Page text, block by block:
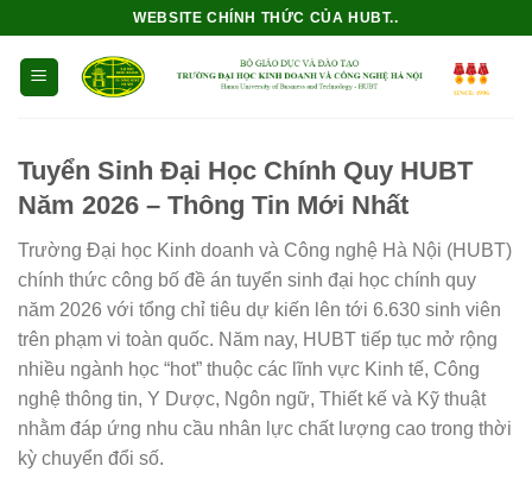
dung
WEBSITE CHÍNH THỨC CỦA HUBT..
Tuyển Sinh Đại Học Chính Quy HUBT
Năm 2026 – Thông Tin Mới Nhất
Trường Đại học Kinh doanh và Công nghệ Hà Nội (HUBT)
chính thức công bố đề án tuyển sinh đại học chính quy
năm 2026 với tổng chỉ tiêu dự kiến lên tới 6.630 sinh viên
trên phạm vi toàn quốc. Năm nay, HUBT tiếp tục mở rộng
nhiều ngành học “hot” thuộc các lĩnh vực Kinh tế, Công
nghệ thông tin, Y Dược, Ngôn ngữ, Thiết kế và Kỹ thuật
nhằm đáp ứng nhu cầu nhân lực chất lượng cao trong thời
kỳ chuyển đổi số.